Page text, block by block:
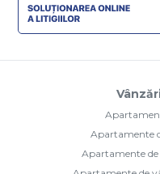
Apartamente
Apartamente